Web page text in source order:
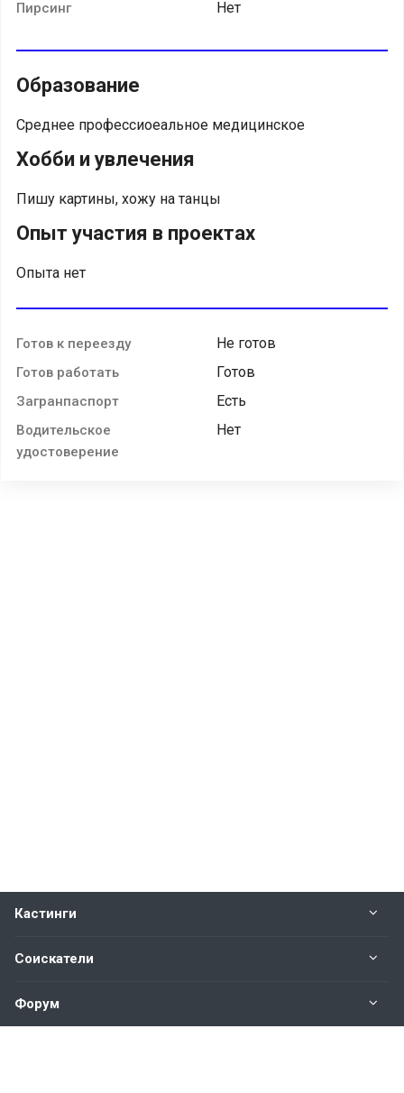
Пирсинг Нет
Образование
Среднее профессиоеальное медицинское
Хобби и увлечения
Пишу картины, хожу на танцы
Опыт участия в проектах
Опыта нет
Готов к переезду Не готов
Готов работать Готов
Загранпаспорт Есть
Водительское
удостоверение
Нет
Кастинги
Соискатели
Форум